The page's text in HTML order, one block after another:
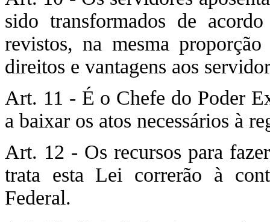
sido transformados de
revistos, na mesma
direitos e vantagens aos
Art. 11 - É o Chefe do Poder
a baixar os atos necessários à
Art. 12 - Os recursos para
trata esta Lei correrão à
Federal.